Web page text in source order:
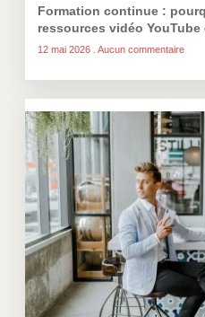
Formation continue :
ressources vidéo
12 mai 2026 Aucun commentaire